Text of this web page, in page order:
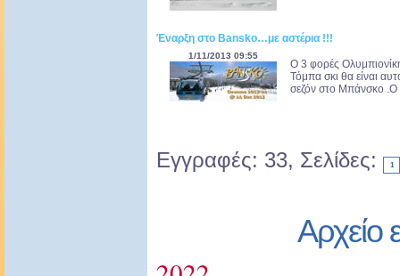
Έναρξη στο Bansko…με αστέρια !!!
1/11/2013 09:55
Ο 3 φορές
Τόμπα σκι θα είναι
σεζόν στο Μπάνσκο .Ο
Εγγραφές: 33, Σελίδες: 1
Αρχείο